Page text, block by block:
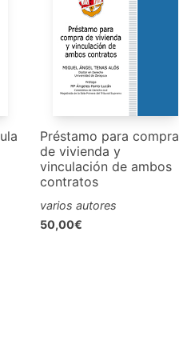
Préstamo para compra
de vivienda y
vinculación de ambos
contratos
varios autores
50,00€